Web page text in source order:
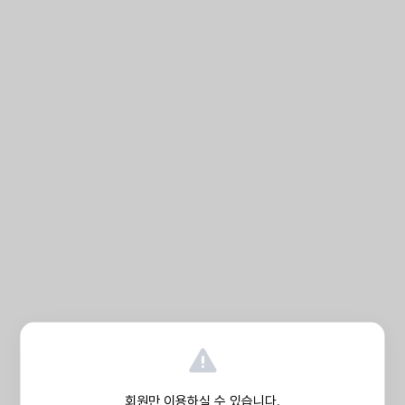
회원만 이용하실 수 있습니다.